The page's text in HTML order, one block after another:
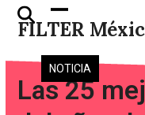
Skip
FILTER
Open
mobile
menu
Close
mobile
menu
NOTICIA
Las 25